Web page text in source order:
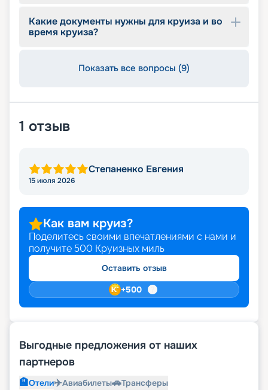
Какие документы нужны для круиза и во
время круиза?
Показать все вопросы (9)
1 отзыв
Степаненко Евгения
15 июля 2026
Как вам круиз?
Поделитесь своими впечатлениями с нами и
получите 500 Круизных миль
Оставить отзыв
+500
Выгодные предложения от наших
партнеров
🏨Отели✈️Авиабилеты🚗Трансферы